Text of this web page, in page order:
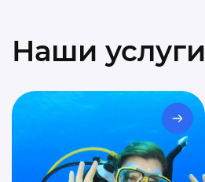
Наши услуги